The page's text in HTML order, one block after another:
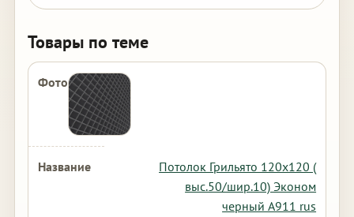
Товары по теме
Потолок Грильято 120х120 (
выс.50/шир.10) Эконом
черный А911 rus